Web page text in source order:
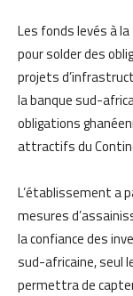
Les fonds levés à
pour solder des
projets
la banque sud-
obligations
attractifs du
L’établissement a
mesures
la confiance des
sud-africaine, seul
permettra de